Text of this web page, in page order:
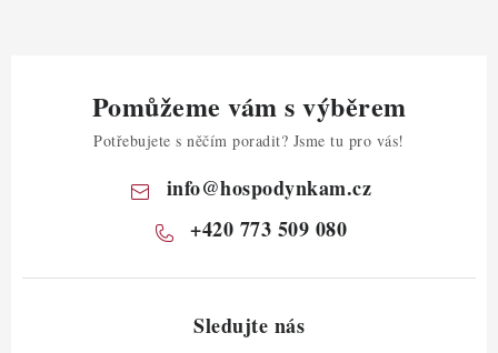
Pomůžeme vám s výběrem
Potřebujete s něčím poradit? Jsme tu pro vás!
info@hospodynkam.cz
+420 773 509 080